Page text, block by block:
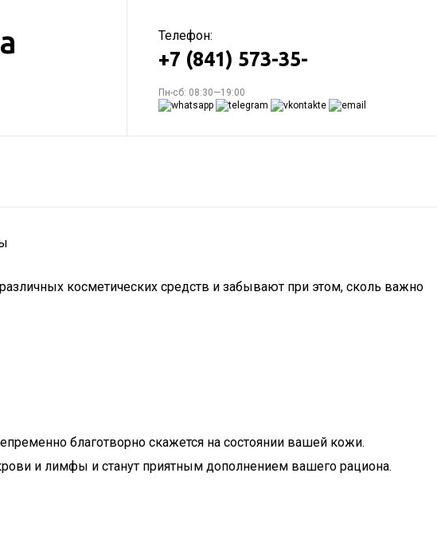
Телефон:
+7 (841) 573-35-
Пн-сб: 08:30—19:00
косметических средств и забывают при этом, сколь важно
благотворно скажется на состоянии вашей кожи.
и лимфы и станут приятным дополнением вашего рациона.